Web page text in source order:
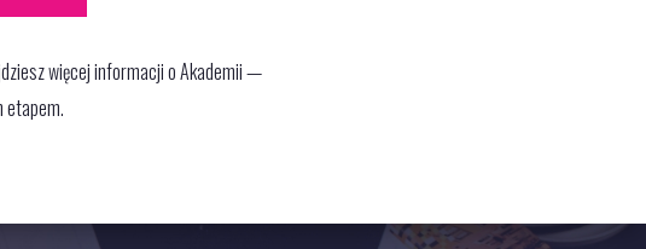
więcej informacji o Akademii —
etapem.